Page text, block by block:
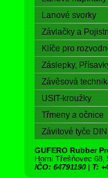
Lanové svorky
Závlačky a
Klíče pro
Záslepky,
Závěsová
USIT-kroužky
Třmeny a očnice
Závitové tyče
GUFERO Rubber
Horní Třešňovec 68,
IČO: 64791190 | T: